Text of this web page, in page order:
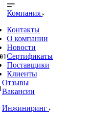
Компания
Контакты
О компании
Новости
Сертификаты
Поставщики
Клиенты
Отзывы
Вакансии
Инжиниринг